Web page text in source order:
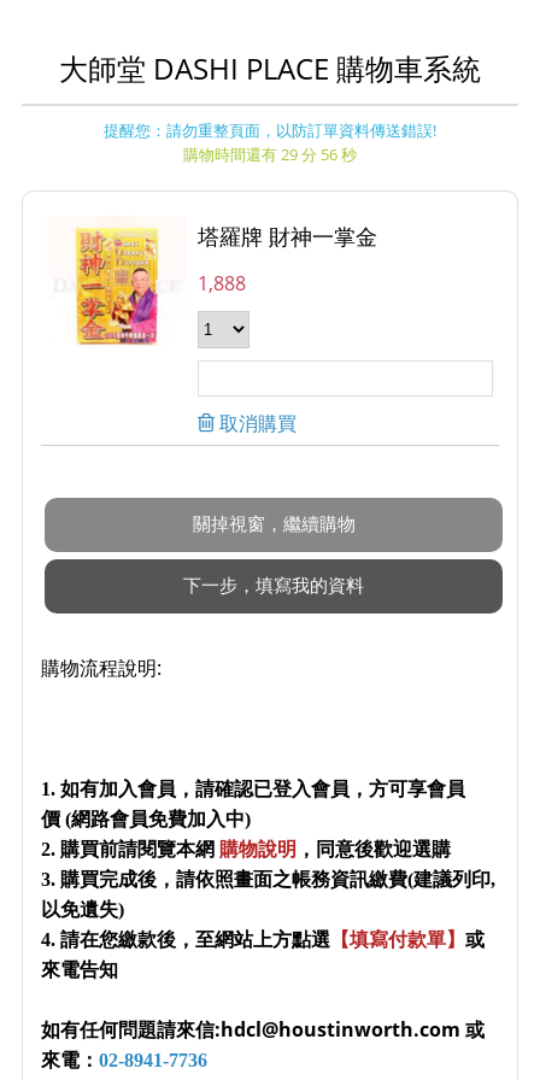
大師堂 DASHI PLACE 購物車系統
提醒您：請勿重整頁面，以防訂單資料傳送錯誤!
購物時間還有 29 分 56 秒
塔羅牌 財神一掌金
1,888
取消購買
購物流程說明:
1. 如有加入會員，請確認已登入會員，方可享會員
價 (網路會員免費加入中)
2. 購買前請閱覽本網 購物說明 ，同意後歡迎選購
3. 購買完成後，請依照畫面之帳務資訊繳費(建議列印,
以免遺失)
4. 請在您繳款後，至網站上方點選 【填寫付款單】 或
來電告知
如有任何問題請來信:hdcl@houstinworth.com 或
來電： 02-8941-7736